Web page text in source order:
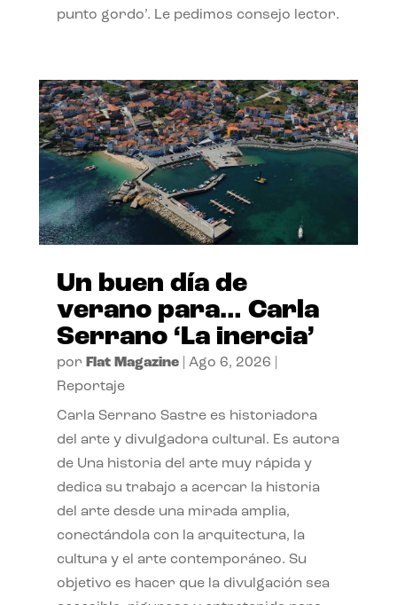
punto gordo’. Le pedimos consejo lector.
Un buen día de
verano para… Carla
Serrano ‘La inercia’
por Flat Magazine| Ago 6, 2026
Reportaje
Carla Serrano Sastre es historiadora
del arte y divulgadora cultural. Es autora
de Una historia del arte muy rápida y
dedica su trabajo a acercar la historia
del arte desde una mirada amplia,
conectándola con la arquitectura, la
cultura y el arte contemporáneo. Su
objetivo es hacer que la divulgación sea